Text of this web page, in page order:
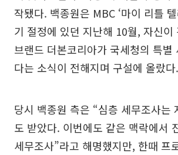
작됐다. 백종원은 MBC ‘마이 리틀
기 절정에 있던 지난해 10월, 자신이
브랜드 더본코리아가 국세청의 특별
다는 소식이 전해지며 구설에 올랐다.
당시 백종원 측은 “심층 세무조사는
도 받았다. 이번에도 같은 맥락에서
세무조사”라고 해명했지만, 한때 프